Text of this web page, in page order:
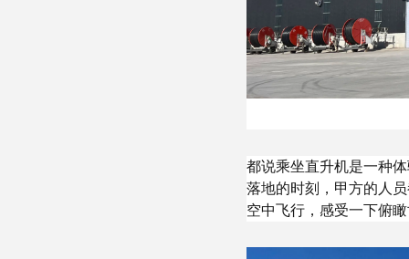
都说乘坐直升机是一种
落地的时刻，甲方的人
空中飞行，感受一下俯